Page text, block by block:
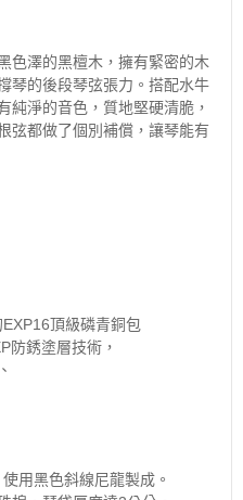
色澤的黑檀木，擁有緊密的木
琴的後段琴弦張力。搭配水牛
純淨的音色，質地堅硬清脆，
弦都做了個別補償，讓琴能有
頂級磷青銅包
防銹塗層技術，
用黑色斜線尼龍製成。